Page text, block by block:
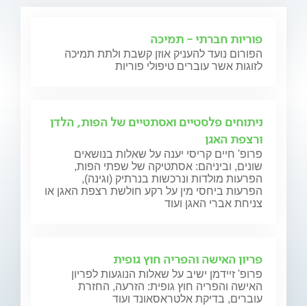
פוריות חברתי - תמיכה
הפורום נועד להעניק אוזן קשבת ולתת תמיכה
לזוגות אשר עוברים טיפולי פוריות
ניתוחים פלסטיים ואסתטיים של הפות, הלדן
ורצפת האגן
פרופ' חיים קריסי יענה על שאלות בנושאים
שונים, וביניהם: אסתטיקה של שפתי הפות,
הפרעות מולדות ונרכשות בנרתיק (וגינה),
הפרעות ביחסי מין על רקע חולשת רצפת האגן או
צניחת אברי האגן ועוד
פריון האישה והפריה חוץ גופית
פרופ' זיידמן ישיב על שאלות הנוגעות לפריון
האישה והפריה חוץ גופית: הזרעה, החזרת
עוברים, בדיקת אלטראסאונד ועוד